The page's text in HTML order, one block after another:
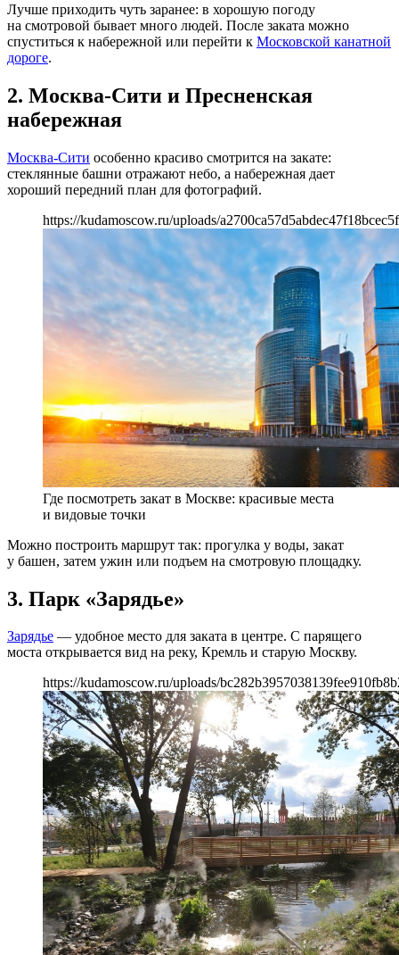
Лучше приходить чуть заранее: в хорошую погоду
на смотровой бывает много людей. После заката можно
спуститься к набережной или перейти к Московской канатной
дороге.
2. Москва-Сити и Пресненская
набережная
Москва-Сити особенно красиво смотрится на закате:
стеклянные башни отражают небо, а набережная дает
хороший передний план для фотографий.
https://kudamoscow.ru/uploads/
Где посмотреть закат в Москве: красивые места
и видовые точки
Можно построить маршрут так: прогулка у воды, закат
у башен, затем ужин или подъем на смотровую площадку.
3. Парк «Зарядье»
Зарядье — удобное место для заката в центре. С парящего
моста открывается вид на реку, Кремль и старую Москву.
https://kudamoscow.ru/uploads/